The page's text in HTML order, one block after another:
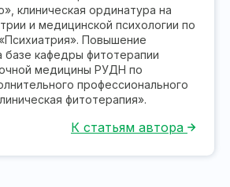
клиническая ординатура на
и медицинской психологии по
Повышение
базе кафедры фитотерапии
медицины РУДН по
профессионального
фитотерапия».
К статьям автора